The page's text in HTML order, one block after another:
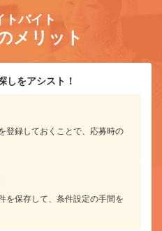
トバイト
メリット
しをアシスト！
登録しておくことで、応募時の
を保存して、条件設定の手間を